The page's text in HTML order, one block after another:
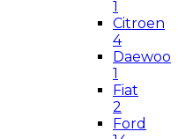
1
Citroen
4
Daewoo
1
Fiat
2
Ford